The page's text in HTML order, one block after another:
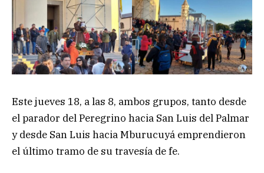
Este jueves 18, a las 8, ambos grupos, tanto desde
el parador del Peregrino hacia San Luis del Palmar
y desde San Luis hacia Mburucuyá emprendieron
el último tramo de su travesía de fe.